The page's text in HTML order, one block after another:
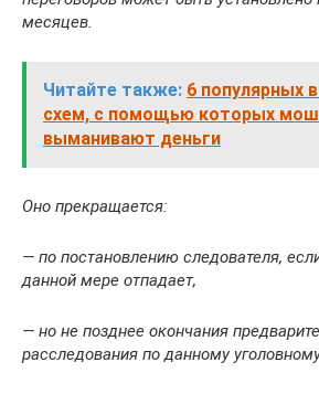
месяцев.
Читайте также: 6 популярных
схем, с помощью которых
выманивают деньги
Оно прекращается:
— по постановлению следователя,
данной мере отпадает,
— но не позднее окончания
расследования по данному